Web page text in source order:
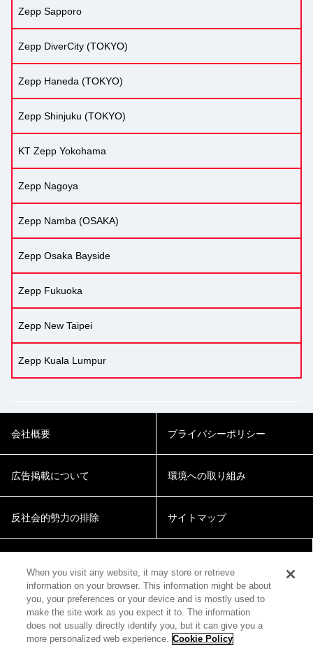
Zepp Sapporo
Zepp DiverCity (TOKYO)
Zepp Haneda (TOKYO)
Zepp Shinjuku (TOKYO)
KT Zepp Yokohama
Zepp Nagoya
Zepp Namba (OSAKA)
Zepp Osaka Bayside
Zepp Fukuoka
Zepp New Taipei
Zepp Kuala Lumpur
会社概要 プライバシーポリシー
広告掲載について 環境への取り組み
反社会的勢力の排除 サイトマップ
© 2018 Zepp Hall Network Inc.
When you visit any website, it may store or retrieve
information on your browser. This information might be about
you, your preferences or your device and is mostly used to
make the site work as you expect it to. The information
does not usually directly identify you, but it can give you a
more personalized web experience. Cookie Policy